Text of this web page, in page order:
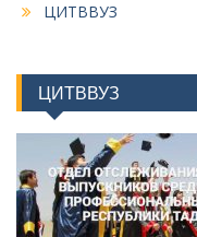
ЦИТВВУЗ
ЦИТВВУЗ